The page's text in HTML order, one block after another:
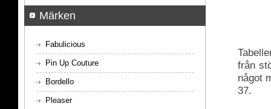
från
något
37.
Märken
Fabulicious
Pin Up Couture
Bordello
Pleaser